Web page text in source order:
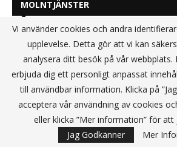
MOLNTJÄNSTER
Vi använder cookies och andra
upplevelse. Detta gör att vi kan
analysera ditt besök på vår
erbjuda dig ett personligt anpassat
till användbar information. Klicka på
acceptera vår användning av cookies
eller klicka ”Mer information” för att
Jag Godkänner
Mer